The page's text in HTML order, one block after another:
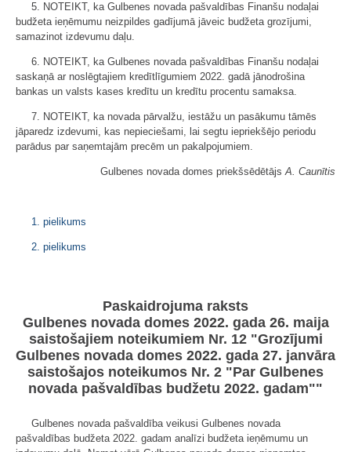
5. NOTEIKT, ka Gulbenes novada pašvaldības Finanšu nodaļai
budžeta ieņēmumu neizpildes gadījumā jāveic budžeta grozījumi,
samazinot izdevumu daļu.
6. NOTEIKT, ka Gulbenes novada pašvaldības Finanšu nodaļai
saskaņā ar noslēgtajiem kredītlīgumiem 2022. gadā jānodrošina
bankas un valsts kases kredītu un kredītu procentu samaksa.
7. NOTEIKT, ka novada pārvalžu, iestāžu un pasākumu tāmēs
jāparedz izdevumi, kas nepieciešami, lai segtu iepriekšējo periodu
parādus par saņemtajām precēm un pakalpojumiem.
Gulbenes novada domes priekšsēdētājsA. Caunītis
1. pielikums
2. pielikums
Paskaidrojuma raksts
Gulbenes novada domes 2022. gada 26. maija
saistošajiem noteikumiem Nr. 12 "Grozījumi
Gulbenes novada domes 2022. gada 27. janvāra
saistošajos noteikumos Nr. 2 "Par Gulbenes
novada pašvaldības budžetu 2022. gadam""
Gulbenes novada pašvaldība veikusi Gulbenes novada
pašvaldības budžeta 2022. gadam analīzi budžeta ieņēmumu un